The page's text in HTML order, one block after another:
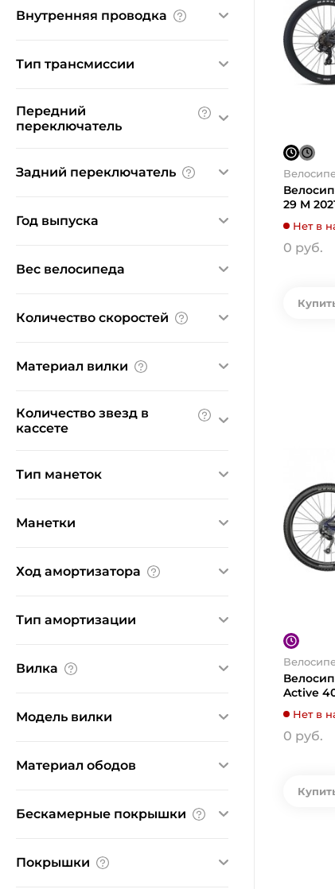
Внутренняя проводка
Тип трансмиссии
С внешним переключением
Передний
переключатель
Shimano
Задний переключатель
Shimano Altus
Год выпуска
2024
Вес велосипеда
Количество скоростей
21
24
Материал вилки
Количество звезд в
кассете
9
Тип манеток
триггерные
Манетки
Shimano
Ход амортизатора
Тип амортизации
Вилка
SR Suntour XCE
Модель вилки
Материал ободов
Бескамерные покрышки
Покрышки
29 M
Нет в
0 руб.
Active
Нет в
0 руб.